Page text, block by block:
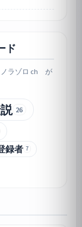
ド
ノラゾロ ch が
26
録者 7